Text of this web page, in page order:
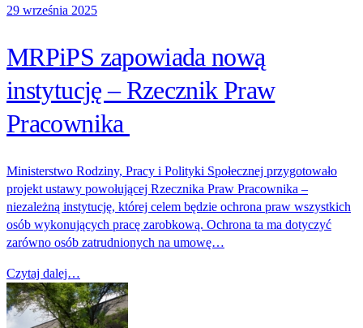
29 września 2025
MRPiPS zapowiada nową
instytucję – Rzecznik Praw
Pracownika
Ministerstwo Rodziny, Pracy i Polityki Społecznej przygotowało
projekt ustawy powołującej Rzecznika Praw Pracownika –
niezależną instytucję, której celem będzie ochrona praw wszystkich
osób wykonujących pracę zarobkową. Ochrona ta ma dotyczyć
zarówno osób zatrudnionych na umowę…
Czytaj dalej…